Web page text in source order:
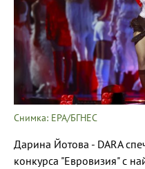
Снимка: EPA/БГНЕС
Дарина Йотова - DARA
конкурса "Евровизия" с